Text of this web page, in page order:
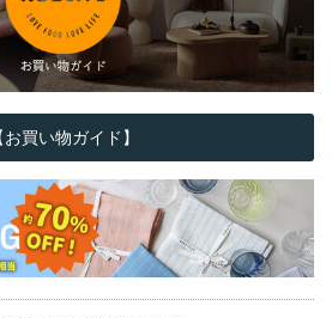
お買い物ガイド】